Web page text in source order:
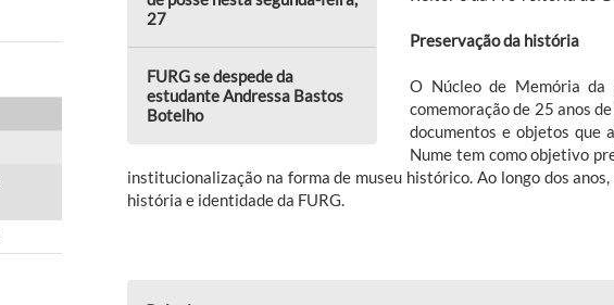
27
FURG se despede da
estudante Andressa Bastos
Botelho
Preservação da história
O Núcleo de Memória da
comemoração de 25 anos
documentos e objetos que
Nume tem como objetivo
institucionalização na forma de museu histórico. Ao longo dos
história e identidade da FURG.